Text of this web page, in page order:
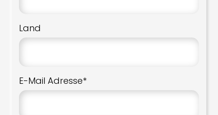
Land
E-Mail Adresse*